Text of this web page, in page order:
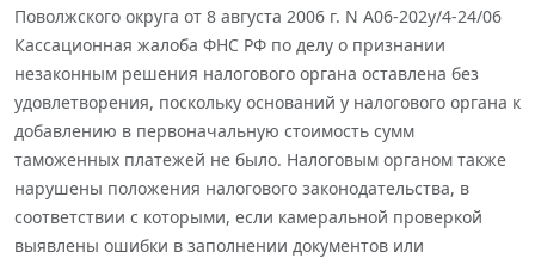
Поволжского округа от 8 августа 2006 г. N А06-202у/4-24/06
Кассационная жалоба ФНС РФ по делу о признании
незаконным решения налогового органа оставлена без
удовлетворения, поскольку оснований у налогового органа к
добавлению в первоначальную стоимость сумм
таможенных платежей не было. Налоговым органом также
нарушены положения налогового законодательства, в
соответствии с которыми, если камеральной проверкой
выявлены ошибки в заполнении документов или